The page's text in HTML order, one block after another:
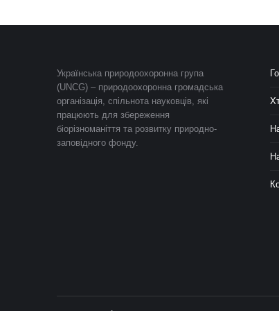
Українська природоохоронна група
(UNCG) – природоохоронна громадська
організація, спільнота науковців, які
працюють для збереження
біорізноманіття та розвитку природно-
заповідного фонду.